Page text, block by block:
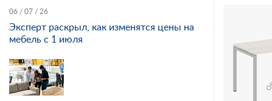
06 / 07 / 26
Эксперт раскрыл, как изменятся цены на
мебель с 1 июля